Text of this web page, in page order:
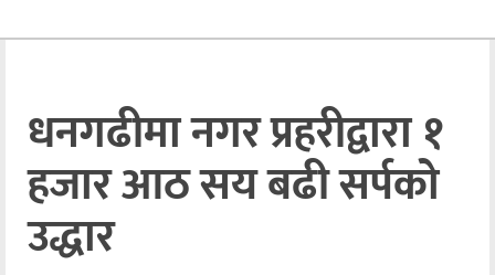
अन्तराष्ट्रिय
अन्तर्वार्ता
अर्थ
खेलकुद
धनगढीमा नगर प्रहरीद्वारा १
हजार आठ सय बढी सर्पको
उद्धार